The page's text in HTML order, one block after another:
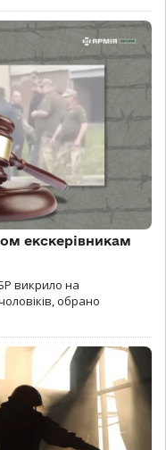
екскерівникам
викрило на
обрано